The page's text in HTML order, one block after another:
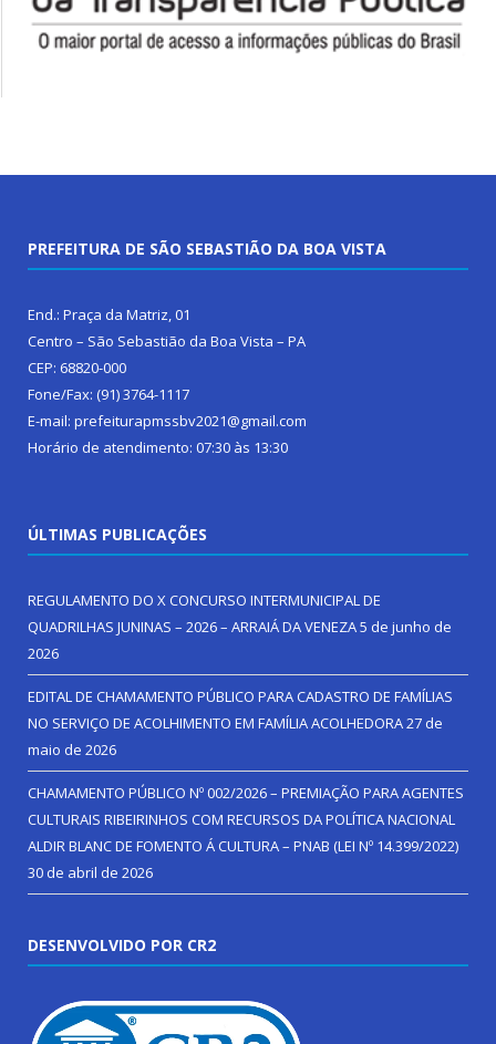
PREFEITURA DE SÃO SEBASTIÃO DA BOA VISTA
End.: Praça da Matriz, 01
Centro – São Sebastião da Boa Vista – PA
CEP: 68820-000
Fone/Fax: (91) 3764-1117
E-mail: prefeiturapmssbv2021@gmail.com
Horário de atendimento: 07:30 às 13:30
ÚLTIMAS PUBLICAÇÕES
REGULAMENTO DO X CONCURSO INTERMUNICIPAL DE
QUADRILHAS JUNINAS – 2026 – ARRAIÁ DA VENEZA5 de junho de
2026
EDITAL DE CHAMAMENTO PÚBLICO PARA CADASTRO DE FAMÍLIAS
NO SERVIÇO DE ACOLHIMENTO EM FAMÍLIA ACOLHEDORA27 de
maio de 2026
CHAMAMENTO PÚBLICO Nº 002/2026 – PREMIAÇÃO PARA AGENTES
CULTURAIS RIBEIRINHOS COM RECURSOS DA POLÍTICA NACIONAL
ALDIR BLANC DE FOMENTO Á CULTURA – PNAB (LEI Nº 14.399/2022)
30 de abril de 2026
DESENVOLVIDO POR CR2